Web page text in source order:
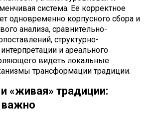
система. Ее корректное
одновременно корпусного сбора и
анализа, сравнительно-
структурно-
и ареального
видеть локальные
трансформации традиции.
«живая» традиции:
важно